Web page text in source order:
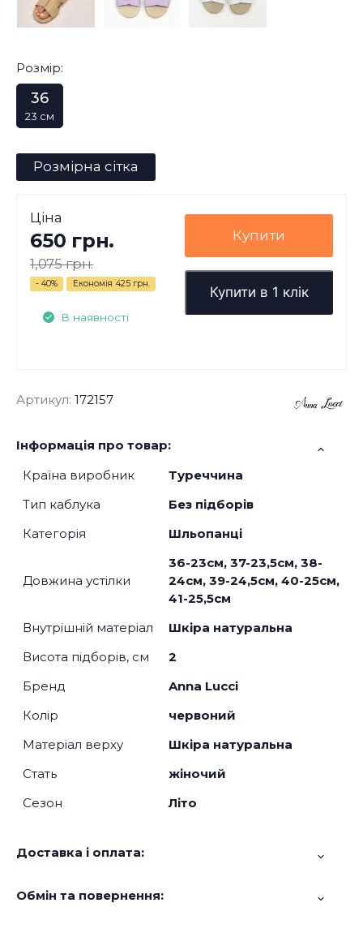
Розмір:
36
23 см
Розмірна сітка
Ціна
650 грн.
1,075 грн.
- 40% Економія 425 грн.
В наявності
Купити
Купити в 1 клік
Артикул: 172157
Інформація про товар:
Країна виробник
Туреччина
Тип каблука
Без підборів
Категорія
Шльопанці
Довжина устілки
36-23см, 37-23,5см, 38-
24см, 39-24,5см, 40-25см,
41-25,5см
Внутрішній матеріал
Шкіра натуральна
Висота підборів, см
2
Бренд
Anna Lucci
Колір
червоний
Матеріал верху
Шкіра натуральна
Стать
жіночий
Сезон
Літо
Доставка і оплата:
Обмін та повернення: